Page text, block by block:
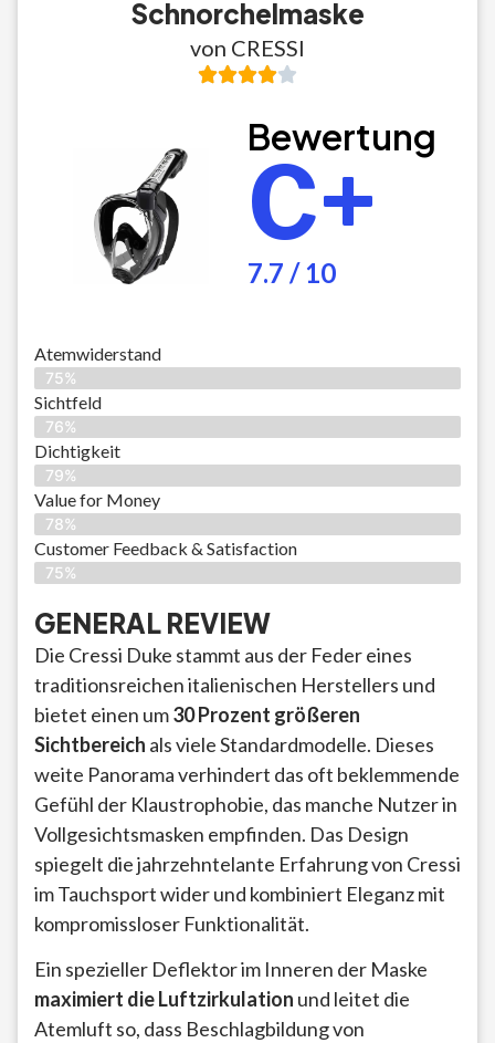
Schnorchelmaske
von CRESSI
Bewertung
C+
7.7 / 10
Atemwiderstand
75%
Sichtfeld
76%
Dichtigkeit
79%
Value for Money
78%
Customer Feedback & Satisfaction​
75%
GENERAL REVIEW
Die Cressi Duke stammt aus der Feder eines
traditionsreichen italienischen Herstellers und
bietet einen um30 Prozent größeren
Sichtbereich als viele Standardmodelle. Dieses
weite Panorama verhindert das oft beklemmende
Gefühl der Klaustrophobie, das manche Nutzer in
Vollgesichtsmasken empfinden. Das Design
spiegelt die jahrzehntelante Erfahrung von Cressi
im Tauchsport wider und kombiniert Eleganz mit
kompromissloser Funktionalität.
Ein spezieller Deflektor im Inneren der Maske
maximiert die Luftzirkulation und leitet die
Atemluft so, dass Beschlagbildung von